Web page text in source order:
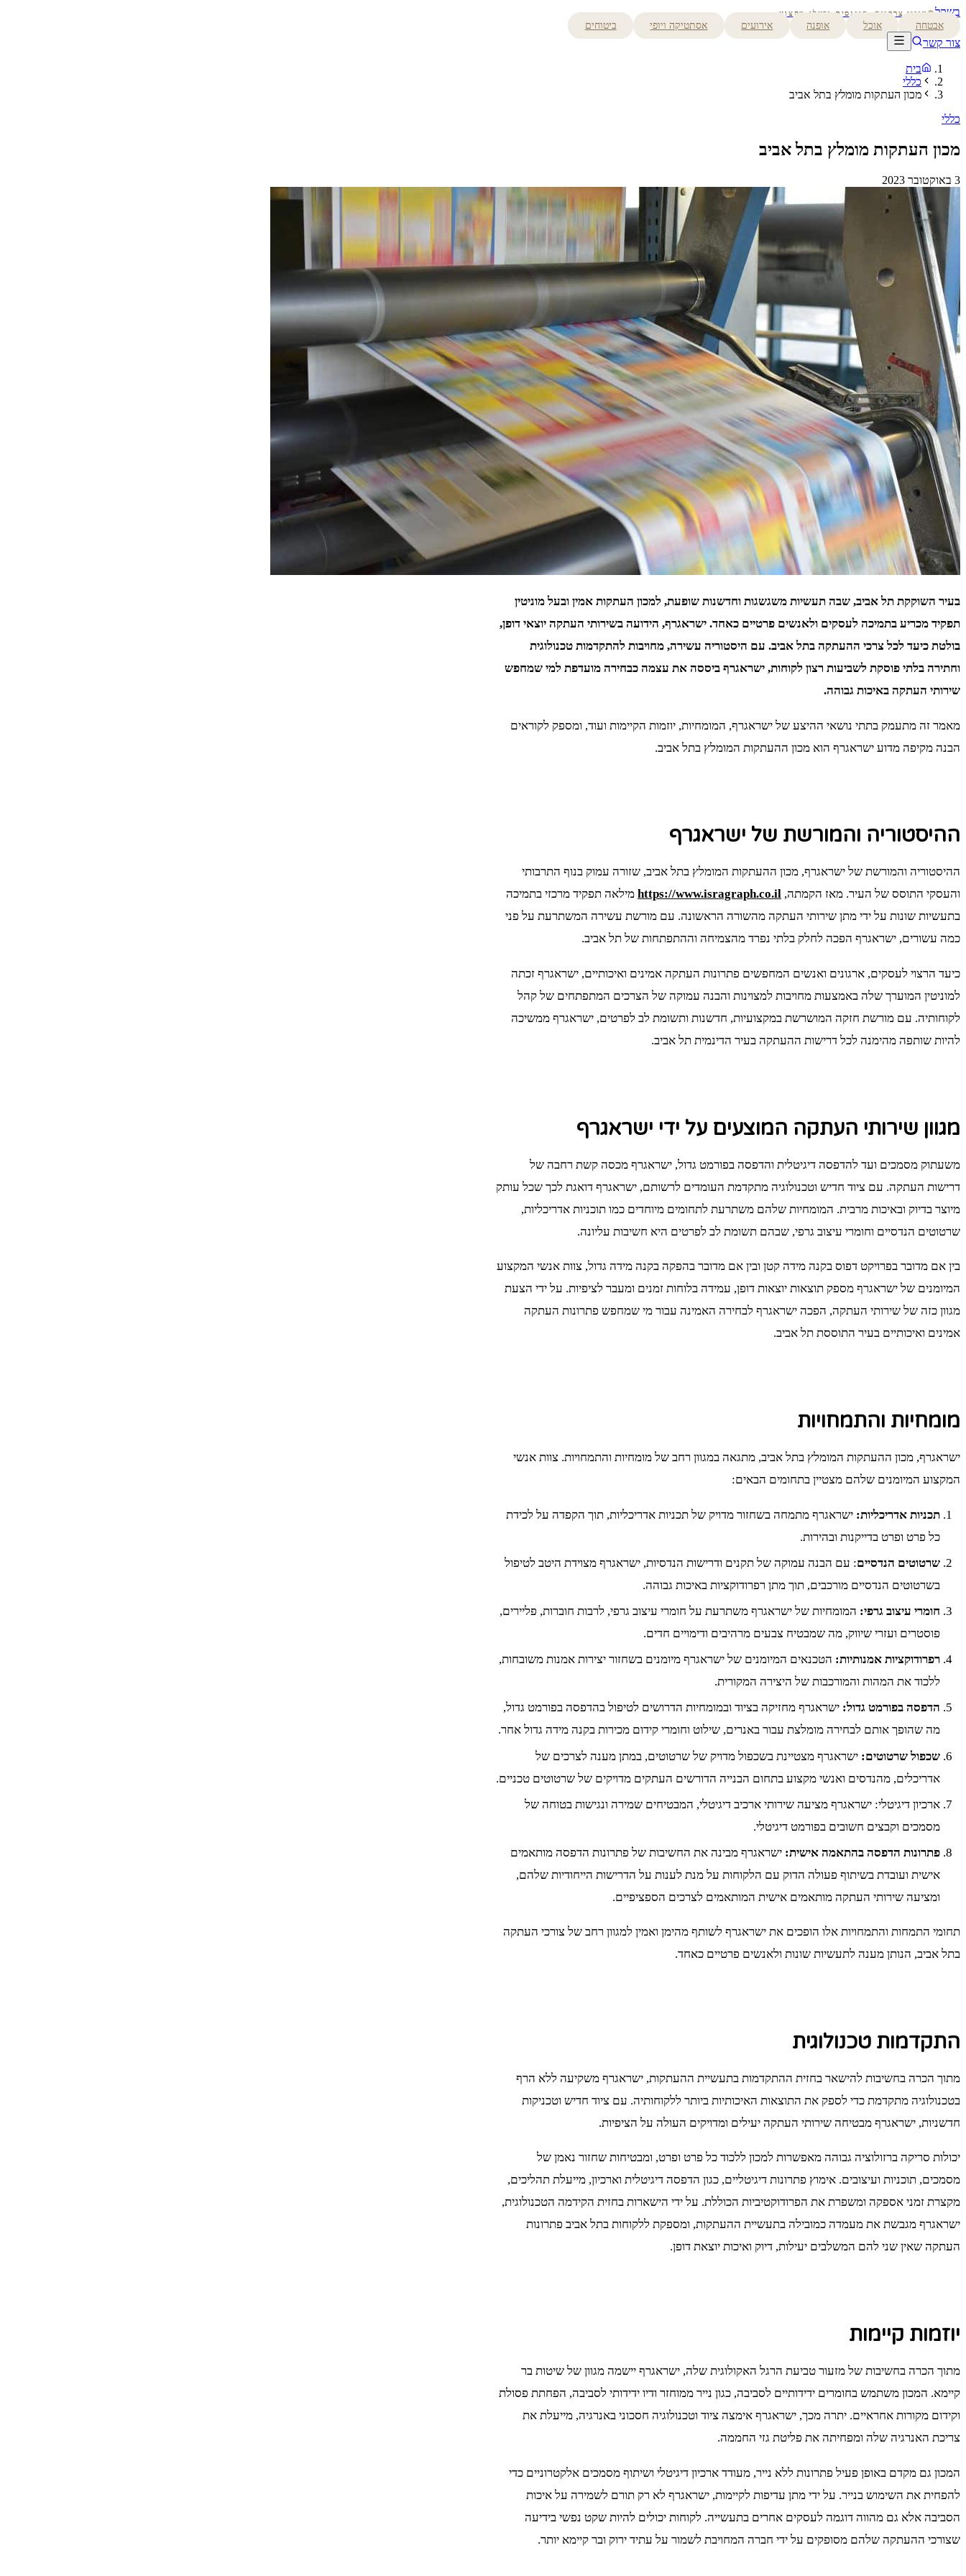
בשקל מגזין צרכנות, פיננסים ובעלי מקצוע
אבטחה אוכל אופנה אירועים אסתטיקה ויופי ביטוחים
צור קשר
בית
כללי
מכון העתקות מומלץ בתל אביב
כללי
מכון העתקות מומלץ בתל אביב
3 באוקטובר 2023
בעיר השוקקת תל אביב, שבה תעשיות משגשגות וחדשנות שופעת, למכון העתקות אמין ובעל מוניטין
תפקיד מכריע בתמיכה לעסקים ולאנשים פרטיים כאחד. ישראגרף, הידועה בשירותי העתקה יוצאי דופן,
בולטת כיעד לכל צרכי ההעתקה בתל אביב. עם היסטוריה עשירה, מחויבות להתקדמות טכנולוגית
וחתירה בלתי פוסקת לשביעות רצון לקוחות, ישראגרף ביססה את עצמה כבחירה מועדפת למי שמחפש
שירותי העתקה באיכות גבוהה.
מאמר זה מתעמק בתתי נושאי ההיצע של ישראגרף, המומחיות, יוזמות הקיימות ועוד, ומספק לקוראים
הבנה מקיפה מדוע ישראגרף הוא מכון ההעתקות המומלץ בתל אביב.
ההיסטוריה והמורשת של ישראגרף
ההיסטוריה והמורשת של ישראגרף, מכון ההעתקות המומלץ בתל אביב, שזורה עמוק בנוף התרבותי
והעסקי התוסס של העיר. מאז הקמתה, https://www.isragraph.co.il מילאה תפקיד מרכזי בתמיכה
בתעשיות שונות על ידי מתן שירותי העתקה מהשורה הראשונה. עם מורשת עשירה המשתרעת על פני
כמה עשורים, ישראגרף הפכה לחלק בלתי נפרד מהצמיחה וההתפתחות של תל אביב.
כיעד הרצוי לעסקים, ארגונים ואנשים המחפשים פתרונות העתקה אמינים ואיכותיים, ישראגרף זכתה
למוניטין המוערך שלה באמצעות מחויבות למצוינות והבנה עמוקה של הצרכים המתפתחים של קהל
לקוחותיה. עם מורשת חזקה המושרשת במקצועיות, חדשנות ותשומת לב לפרטים, ישראגרף ממשיכה
להיות שותפה מהימנה לכל דרישות ההעתקה בעיר הדינמית תל אביב.
מגוון שירותי העתקה המוצעים על ידי ישראגרף
משעתוק מסמכים ועד להדפסה דיגיטלית והדפסה בפורמט גדול, ישראגרף מכסה קשת רחבה של
דרישות העתקה. עם ציוד חדיש וטכנולוגיה מתקדמת העומדים לרשותם, ישראגרף דואגת לכך שכל עותק
מיוצר בדיוק ובאיכות מרבית. המומחיות שלהם משתרעת לתחומים מיוחדים כמו תוכניות אדריכליות,
שרטוטים הנדסיים וחומרי עיצוב גרפי, שבהם תשומת לב לפרטים היא חשיבות עליונה.
בין אם מדובר בפרויקט דפוס בקנה מידה קטן ובין אם מדובר בהפקה בקנה מידה גדול, צוות אנשי המקצוע
המיומנים של ישראגרף מספק תוצאות יוצאות דופן, עמידה בלוחות זמנים ומעבר לציפיות. על ידי הצעת
מגוון כזה של שירותי העתקה, הפכה ישראגרף לבחירה האמינה עבור מי שמחפש פתרונות העתקה
אמינים ואיכותיים בעיר התוססת תל אביב.
מומחיות והתמחויות
ישראגרף, מכון ההעתקות המומלץ בתל אביב, מתגאה במגוון רחב של מומחיות והתמחויות. צוות אנשי
המקצוע המיומנים שלהם מצטיין בתחומים הבאים:
תכניות אדריכליות: ישראגרף מתמחה בשחזור מדויק של תכניות אדריכליות, תוך הקפדה על לכידת
כל פרט ופרט בדייקנות ובהירות.
שרטוטים הנדסיים: עם הבנה עמוקה של תקנים ודרישות הנדסיות, ישראגרף מצוידת היטב לטיפול
בשרטוטים הנדסיים מורכבים, תוך מתן רפרודוקציות באיכות גבוהה.
חומרי עיצוב גרפי: המומחיות של ישראגרף משתרעת על חומרי עיצוב גרפי, לרבות חוברות, פליירים,
פוסטרים ועזרי שיווק, מה שמבטיח צבעים מרהיבים ודימויים חדים.
רפרודוקציות אמנותיות: הטכנאים המיומנים של ישראגרף מיומנים בשחזור יצירות אמנות משובחות,
ללכוד את המהות והמורכבות של היצירה המקורית.
הדפסה בפורמט גדול: ישראגרף מחזיקה בציוד ובמומחיות הדרושים לטיפול בהדפסה בפורמט גדול,
מה שהופך אותם לבחירה מומלצת עבור באנרים, שילוט וחומרי קידום מכירות בקנה מידה גדול אחר.
שכפול שרטוטים: ישראגרף מצטיינת בשכפול מדויק של שרטוטים, במתן מענה לצרכים של
אדריכלים, מהנדסים ואנשי מקצוע בתחום הבנייה הדורשים העתקים מדויקים של שרטוטים טכניים.
ארכיון דיגיטלי: ישראגרף מציעה שירותי ארכיב דיגיטלי, המבטיחים שמירה ונגישות בטוחה של
מסמכים וקבצים חשובים בפורמט דיגיטלי.
פתרונות הדפסה בהתאמה אישית: ישראגרף מבינה את החשיבות של פתרונות הדפסה מותאמים
אישית ועובדת בשיתוף פעולה הדוק עם הלקוחות על מנת לענות על הדרישות הייחודיות שלהם,
ומציעה שירותי העתקה מותאמים אישית המותאמים לצרכים הספציפיים.
תחומי התמחות והתמחויות אלו הופכים את ישראגרף לשותף מהימן ואמין למגוון רחב של צורכי העתקה
בתל אביב, הנותן מענה לתעשיות שונות ולאנשים פרטיים כאחד.
התקדמות טכנולוגית
מתוך הכרה בחשיבות להישאר בחזית ההתקדמות בתעשיית ההעתקות, ישראגרף משקיעה ללא הרף
בטכנולוגיה מתקדמת כדי לספק את התוצאות האיכותיות ביותר ללקוחותיה. עם ציוד חדיש וטכניקות
חדשניות, ישראגרף מבטיחה שירותי העתקה יעילים ומדויקים העולה על הציפיות.
יכולות סריקה ברזולוציה גבוהה מאפשרות למכון ללכוד כל פרט ופרט, ומבטיחות שחזור נאמן של
מסמכים, תוכניות ועיצובים. אימוץ פתרונות דיגיטליים, כגון הדפסה דיגיטלית וארכיון, מייעלת תהליכים,
מקצרת זמני אספקה ​​ומשפרת את הפרודוקטיביות הכוללת. על ידי הישארות בחזית הקידמה הטכנולוגית,
ישראגרף מגבשת את מעמדה כמובילה בתעשיית ההעתקות, ומספקת ללקוחות בתל אביב פתרונות
העתקה שאין שני להם המשלבים יעילות, דיוק ואיכות יוצאת דופן.
יוזמות קיימות
מתוך הכרה בחשיבות של מזעור טביעת הרגל האקולוגית שלה, ישראגרף יישמה מגוון של שיטות בר
קיימא. המכון משתמש בחומרים ידידותיים לסביבה, כגון נייר ממוחזר ודיו ידידותי לסביבה, הפחתת פסולת
וקידום מקורות אחראיים. יתרה מכך, ישראגרף אימצה ציוד וטכנולוגיה חסכוני באנרגיה, מייעלת את
צריכת האנרגיה שלה ומפחיתה את פליטת גזי החממה.
המכון גם מקדם באופן פעיל פתרונות ללא נייר, מעודד ארכיון דיגיטלי ושיתוף מסמכים אלקטרוניים כדי
להפחית את השימוש בנייר. על ידי מתן עדיפות לקיימות, ישראגרף לא רק תורם לשמירה על איכות
הסביבה אלא גם מהווה דוגמה לעסקים אחרים בתעשייה. לקוחות יכולים להיות שקט נפשי בידיעה
שצורכי ההעתקה שלהם מסופקים על ידי חברה המחויבת לשמור על עתיד ירוק ובר קיימא יותר.